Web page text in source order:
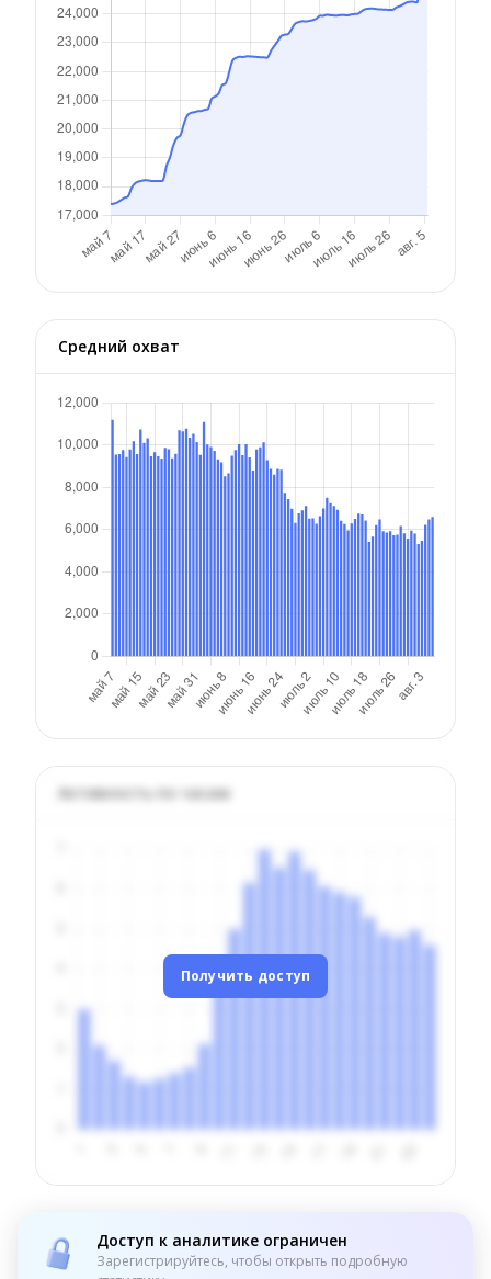
Средний охват
Активность по часам
Получить доступ
Доступ к аналитике ограничен
Зарегистрируйтесь, чтобы открыть подробную